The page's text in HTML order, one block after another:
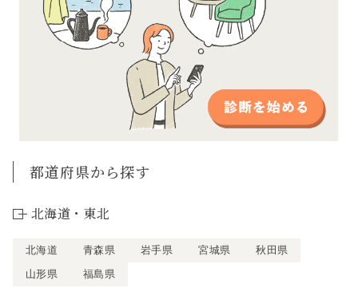
都道府県から探す
北海道・東北
北海道 青森県 岩手県 宮城県
秋田県
山形県
福島県